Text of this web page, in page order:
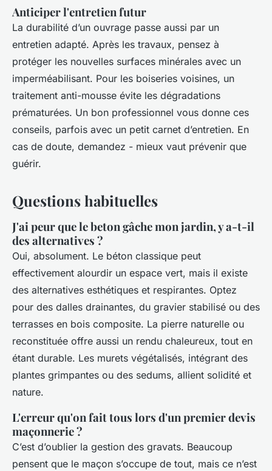
Anticiper l'entretien futur
La durabilité d’un ouvrage passe aussi par un
entretien adapté. Après les travaux, pensez à
protéger les nouvelles surfaces minérales avec un
imperméabilisant. Pour les boiseries voisines, un
traitement anti-mousse évite les dégradations
prématurées. Un bon professionnel vous donne ces
conseils, parfois avec un petit carnet d’entretien. En
cas de doute, demandez - mieux vaut prévenir que
guérir.
Questions habituelles
J'ai peur que le beton gâche mon jardin, y a-t-il
des alternatives ?
Oui, absolument. Le béton classique peut
effectivement alourdir un espace vert, mais il existe
des alternatives esthétiques et respirantes. Optez
pour des dalles drainantes, du gravier stabilisé ou des
terrasses en bois composite. La pierre naturelle ou
reconstituée offre aussi un rendu chaleureux, tout en
étant durable. Les murets végétalisés, intégrant des
plantes grimpantes ou des sedums, allient solidité et
nature.
L'erreur qu'on fait tous lors d'un premier devis
maçonnerie ?
C’est d’oublier la gestion des gravats. Beaucoup
pensent que le maçon s’occupe de tout, mais ce n’est